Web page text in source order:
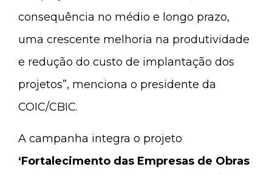
consequência no médio e longo prazo,
uma crescente melhoria na produtividade
e redução do custo de implantação dos
projetos”, menciona o presidente da
COIC/CBIC.
A campanha integra o projeto
‘Fortalecimento das Empresas de Obras